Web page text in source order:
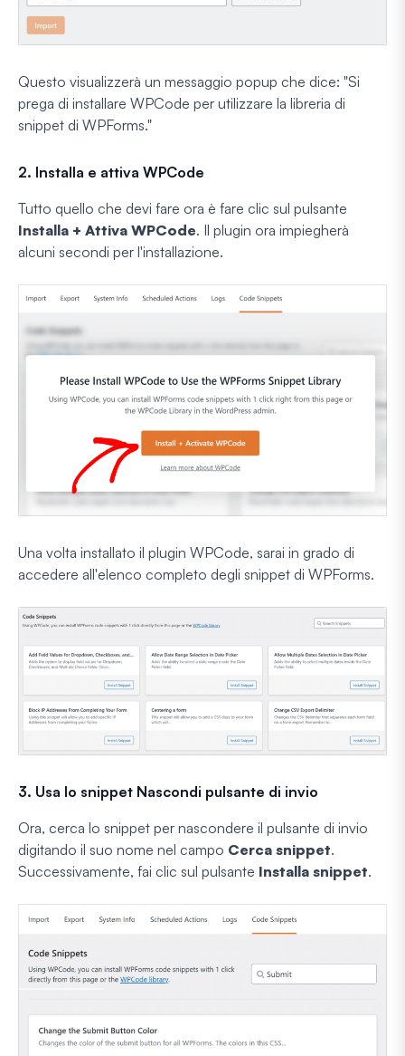
Questo visualizzerà un messaggio popup che dice: "Si
prega di installare WPCode per utilizzare la libreria di
snippet di WPForms."
2. Installa e attiva WPCode
Tutto quello che devi fare ora è fare clic sul pulsante
Installa + Attiva WPCode. Il plugin ora impiegherà
alcuni secondi per l'installazione.
Una volta installato il plugin WPCode, sarai in grado di
accedere all'elenco completo degli snippet di WPForms.
3. Usa lo snippet Nascondi pulsante di invio
Ora, cerca lo snippet per nascondere il pulsante di invio
digitando il suo nome nel campo Cerca snippet.
Successivamente, fai clic sul pulsante Installa snippet.